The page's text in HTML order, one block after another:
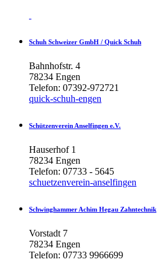
Schuh Schweizer GmbH / Quick Schuh
Bahnhofstr. 4
78234 Engen
Telefon: 07392-972721
quick-schuh-engen
Schützenverein Anselfingen e.V.
Hauserhof 1
78234 Engen
Telefon: 07733 - 5645
schuetzenverein-anselfingen
Schwinghammer Achim Hegau Zahntechnik
Vorstadt 7
78234 Engen
Telefon: 07733 9966699